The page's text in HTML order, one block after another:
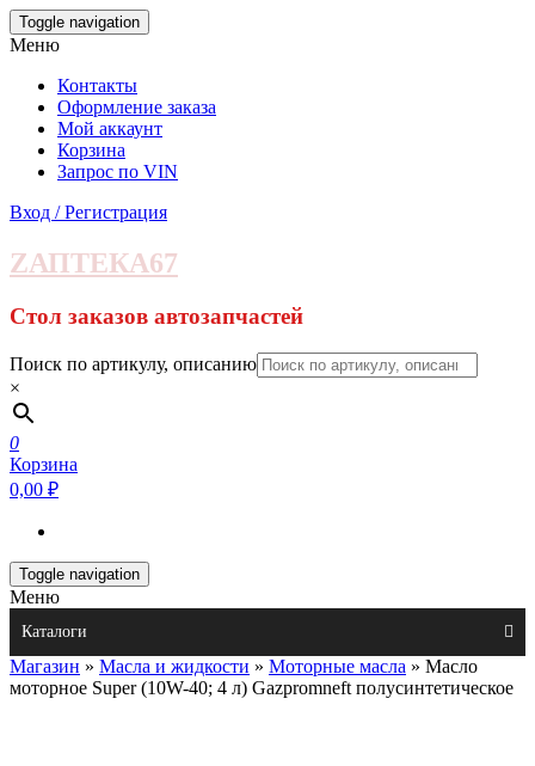
Skip
to
content
Toggle navigation
Меню
Контакты
Оформление заказа
Мой аккаунт
Корзина
Запрос по VIN
Вход / Регистрация
ZАПТЕКА67
Стол заказов автозапчастей
Поиск по артикулу, описанию
×
0
Корзина
0,00 ₽
Toggle navigation
Меню
Каталоги
Магазин » Масла и жидкости » Моторные масла » Масло
моторное Super (10W-40; 4 л) Gazpromneft полусинтетическое